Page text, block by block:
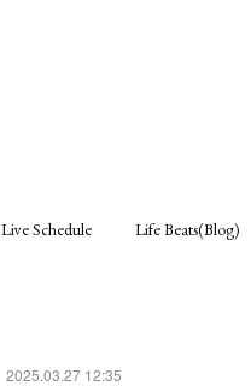
Live Schedule Life Beats(Blog)
2025.03.27 12:35